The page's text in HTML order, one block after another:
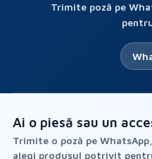
Trimite poză pe
Ai o piesă sau un
Trimite o poză pe
alegi produsul potrivit